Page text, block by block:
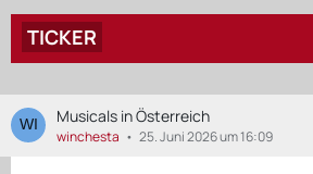
TICKER
Musicals in Österreich
winchesta 25. Juni 2026 um 16:09